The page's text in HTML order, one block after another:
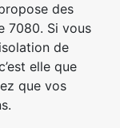
des
7080. Si vous
de
elle que
que vos